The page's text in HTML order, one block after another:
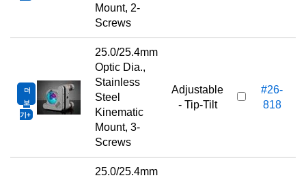
Mount, 2-
Screws
더
보
기
25.0/25.4mm
Optic Dia.,
Stainless
Steel
Kinematic
Mount, 3-
Screws
Adjustable
- Tip-Tilt
#26-
818
25.0/25.4mm